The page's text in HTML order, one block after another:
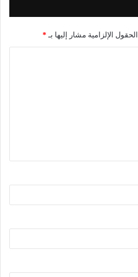
الحقول الإلزامية مشار إليها بـ *